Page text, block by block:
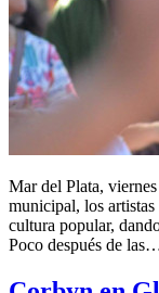
Mar del Plata,
municipal, los
cultura popular,
Poco después de